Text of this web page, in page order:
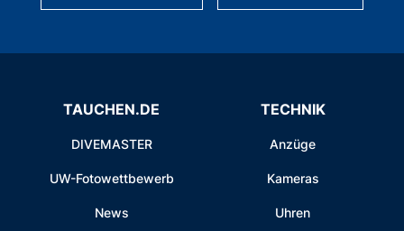
TAUCHEN.DE
DIVEMASTER
UW-Fotowettbewerb
News
TECHNIK
Anzüge
Kameras
Uhren